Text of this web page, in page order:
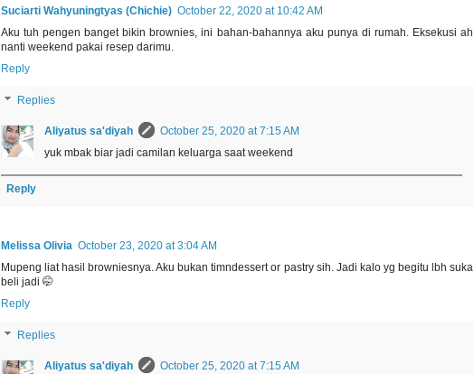
Suciarti Wahyuningtyas (Chichie) October 22, 2020 at 10:42 AM
Aku tuh pengen banget bikin brownies, ini bahan-bahannya aku punya di rumah. Eksekusi ah
nanti weekend pakai resep darimu.
Reply
Replies
Aliyatus sa'diyah
October 25, 2020 at 7:15 AM
yuk mbak biar jadi camilan keluarga saat weekend
Reply
Melissa Olivia October 23, 2020 at 3:04 AM
Mupeng liat hasil browniesnya. Aku bukan timndessert or pastry sih. Jadi kalo yg begitu lbh suka
beli jadi 🤭
Reply
Replies
Aliyatus sa'diyah
October 25, 2020 at 7:15 AM